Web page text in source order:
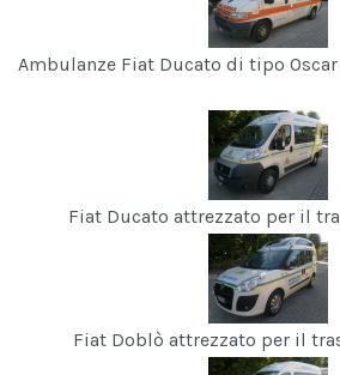
Ambulanze Fiat Ducato di tipo
Fiat Ducato attrezzato per il
Fiat Doblò attrezzato per il